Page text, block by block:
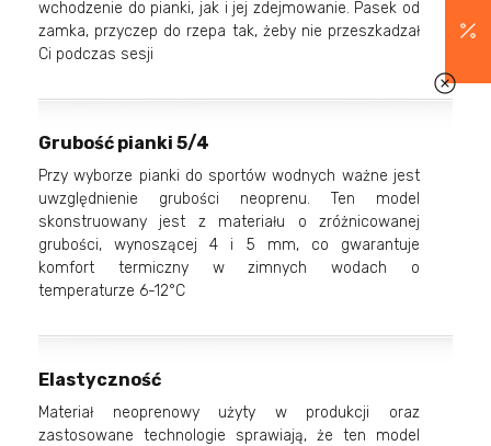
wchodzenie do pianki, jak i jej zdejmowanie. Pasek od
zamka, przyczep do rzepa tak, żeby nie przeszkadzał
Ci podczas sesji
Grubość pianki 5/4
Przy wyborze pianki do sportów wodnych ważne jest
uwzględnienie grubości neoprenu. Ten model
skonstruowany jest z materiału o zróżnicowanej
grubości, wynoszącej 4 i 5 mm, co gwarantuje
komfort termiczny w zimnych wodach o
temperaturze 6-12°C
Elastyczność
Materiał neoprenowy użyty w produkcji oraz
zastosowane technologie sprawiają, że ten model